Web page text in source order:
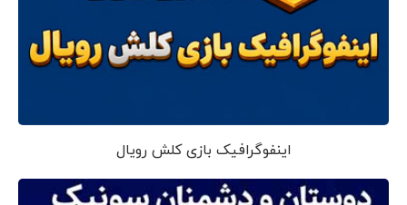
اینفوگرافیک بازی کلش رویال